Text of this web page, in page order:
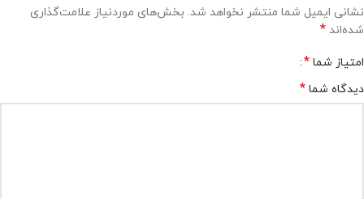
نشانی ایمیل شما منتشر نخواهد شد. بخش‌های موردنیاز علامت‌گذاری
شده‌اند *
امتیاز شما *
دیدگاه شما *